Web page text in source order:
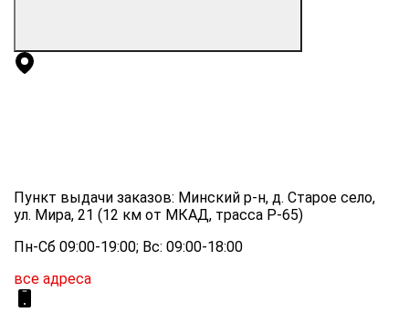
Пункт выдачи заказов: Минский р-н, д. Старое село,
ул. Мира, 21 (12 км от МКАД, трасса P-65)
Пн-Сб 09:00-19:00; Вс: 09:00-18:00
все адреса